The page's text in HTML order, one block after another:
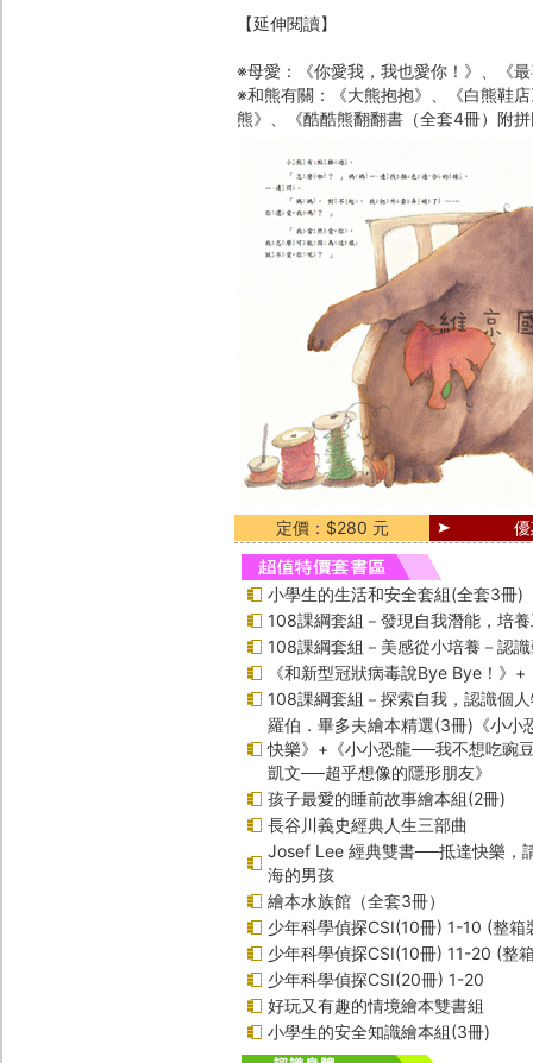
【延伸閱讀】
※母愛：《你愛我，我也愛你！》、《
※和熊有關：《大熊抱抱》、《白熊鞋
熊》、《酷酷熊翻翻書（全套4冊）附
定價：$280 元
小學生的生活和安全套組(全套3冊)
108課綱套組－發現自我潛能，培
108課綱套組－美感從小培養－認
《和新型冠狀病毒說Bye Bye！》
108課綱套組－探索自我，認識個
羅伯．畢多夫繪本精選(3冊)《小小
快樂》+《小小恐龍──我不想吃豌
凱文──超乎想像的隱形朋友》
孩子最愛的睡前故事繪本組(2冊)
長谷川義史經典人生三部曲
Josef Lee 經典雙書──抵達快樂，
海的男孩
繪本水族館（全套3冊）
少年科學偵探CSI(10冊) 1-10 (整箱
少年科學偵探CSI(10冊) 11-20 (整
少年科學偵探CSI(20冊) 1-20
好玩又有趣的情境繪本雙書組
小學生的安全知識繪本組(3冊)